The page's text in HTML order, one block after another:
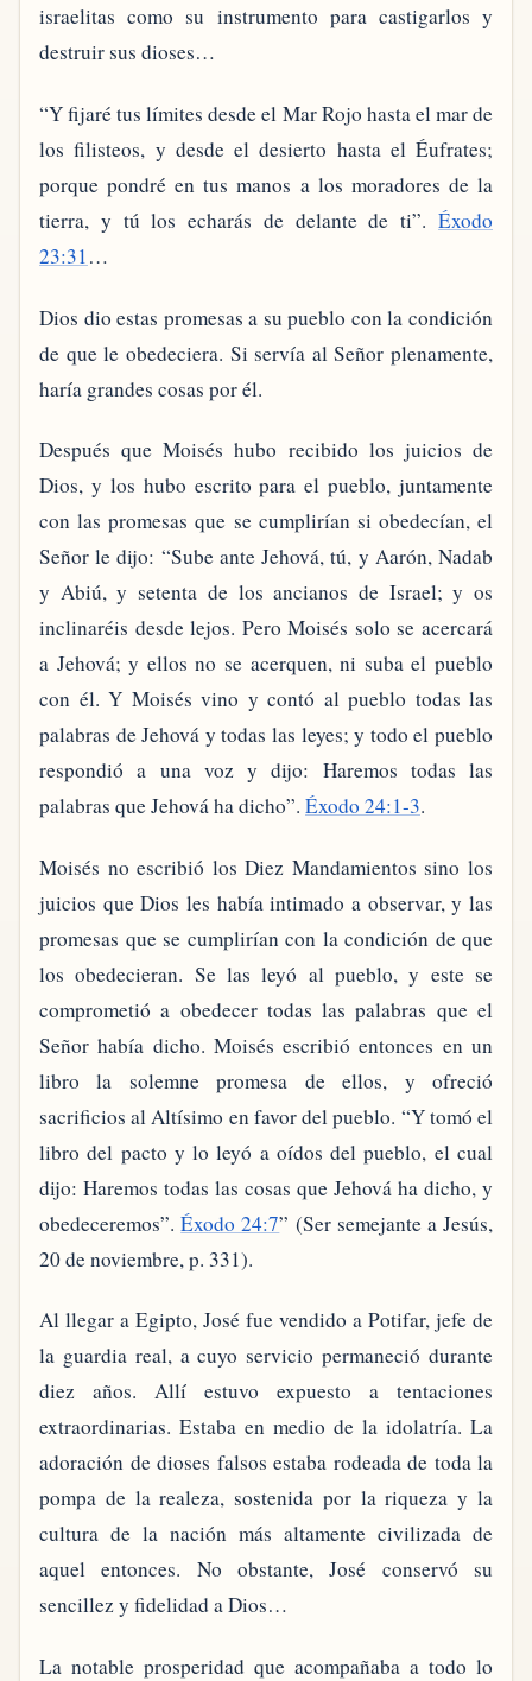
israelitas como su instrumento para castigarlos y
destruir sus dioses…
“Y fijaré tus límites desde el Mar Rojo hasta el mar de
los filisteos, y desde el desierto hasta el Éufrates;
porque pondré en tus manos a los moradores de la
tierra, y tú los echarás de delante de ti”. Éxodo
23:31…
Dios dio estas promesas a su pueblo con la condición
de que le obedeciera. Si servía al Señor plenamente,
haría grandes cosas por él.
Después que Moisés hubo recibido los juicios de
Dios, y los hubo escrito para el pueblo, juntamente
con las promesas que se cumplirían si obedecían, el
Señor le dijo: “Sube ante Jehová, tú, y Aarón, Nadab
y Abiú, y setenta de los ancianos de Israel; y os
inclinaréis desde lejos. Pero Moisés solo se acercará
a Jehová; y ellos no se acerquen, ni suba el pueblo
con él. Y Moisés vino y contó al pueblo todas las
palabras de Jehová y todas las leyes; y todo el pueblo
respondió a una voz y dijo: Haremos todas las
palabras que Jehová ha dicho”. Éxodo 24:1-3.
Moisés no escribió los Diez Mandamientos sino los
juicios que Dios les había intimado a observar, y las
promesas que se cumplirían con la condición de que
los obedecieran. Se las leyó al pueblo, y este se
comprometió a obedecer todas las palabras que el
Señor había dicho. Moisés escribió entonces en un
libro la solemne promesa de ellos, y ofreció
sacrificios al Altísimo en favor del pueblo. “Y tomó el
libro del pacto y lo leyó a oídos del pueblo, el cual
dijo: Haremos todas las cosas que Jehová ha dicho, y
obedeceremos”.Éxodo 24:7” (Ser semejante a Jesús,
20 de noviembre, p. 331).
Al llegar a Egipto, José fue vendido a Potifar, jefe de
la guardia real, a cuyo servicio permaneció durante
diez años. Allí estuvo expuesto a tentaciones
extraordinarias. Estaba en medio de la idolatría. La
adoración de dioses falsos estaba rodeada de toda la
pompa de la realeza, sostenida por la riqueza y la
cultura de la nación más altamente civilizada de
aquel entonces. No obstante, José conservó su
sencillez y fidelidad a Dios…
La notable prosperidad que acompañaba a todo lo